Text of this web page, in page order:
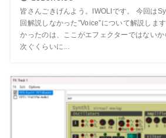
皆さんごきげんよう。IWOLIです。 今回は
回解説しなかった”Voice”について解説しま
かったのは、ここがエフェクターではない
次ぐくらいに...